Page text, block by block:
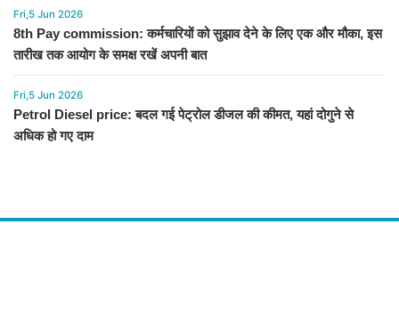
Fri,5 Jun 2026
8th Pay commission: कर्मचारियों को सुझाव देने के लिए एक और मौका, इस
तारीख तक आयोग के समक्ष रखें अपनी बात
Fri,5 Jun 2026
Petrol Diesel price: बदल गई पेट्रोल डीजल की कीमत, यहां दोगुने से
अधिक हो गए दाम